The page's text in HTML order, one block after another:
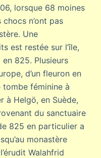
lorsque 68 moines
n’ont pas
Une
est restée sur l’île,
825. Plusieurs
d’un fleuron en
féminine à
à Helgö, en Suède,
du sanctuaire
825 en particulier a
monastère
Walahfrid